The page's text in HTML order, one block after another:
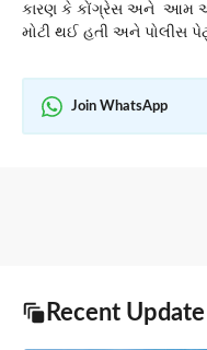
કારણ કે કોંગ્રેસ અને આમ
મોટી થઈ હતી અને પોલીસ
Join WhatsApp
Recent Update